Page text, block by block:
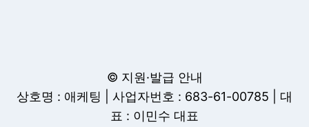
© 지원·발급 안내
상호명 : 애케팅 | 사업자번호 : 683-61-00785 | 대
표 : 이민수 대표